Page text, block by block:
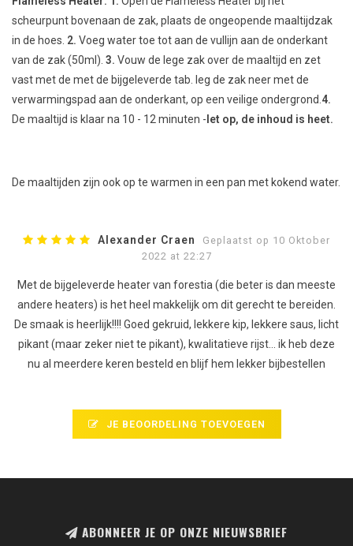
scheurpunt bovenaan de zak, plaats de ongeopende maaltijdzak
in de hoes. 2. Voeg water toe tot aan de vullijn aan de onderkant
van de zak (50ml). 3. Vouw de lege zak over de maaltijd en zet
vast met de met de bijgeleverde tab. leg de zak neer met de
verwarmingspad aan de onderkant, op een veilige ondergrond.4.
De maaltijd is klaar na 10 - 12 minuten - let op, de inhoud is heet.
De maaltijden zijn ook op te warmen in een pan met kokend water.
Alexander Craen
Geplaatst op 10 Oktober
2022 at 22:27
Met de bijgeleverde heater van forestia (die beter is dan meeste
andere heaters) is het heel makkelijk om dit gerecht te bereiden.
De smaak is heerlijk!!!! Goed gekruid, lekkere kip, lekkere saus, licht
pikant (maar zeker niet te pikant), kwalitatieve rijst... ik heb deze
nu al meerdere keren besteld en blijf hem lekker bijbestellen
JE BEOORDELING TOEVOEGEN
ABONNEER JE OP ONZE NIEUWSBRIEF